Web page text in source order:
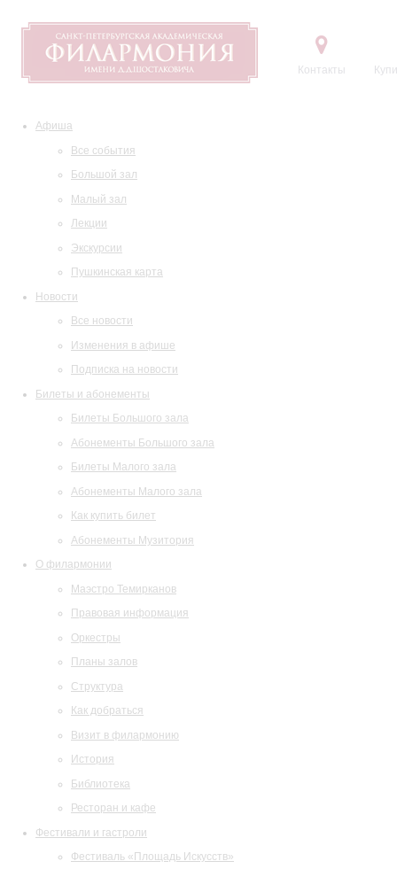
Контакты
Афиша
Все события
Большой зал
Малый зал
Лекции
Экскурсии
Пушкинская карта
Новости
Все новости
Изменения в афише
Подписка на новости
Билеты и абонементы
Билеты Большого зала
Абонементы Большого зала
Билеты Малого зала
Абонементы Малого зала
Как купить билет
Абонементы Музитория
О филармонии
Маэстро Темирканов
Правовая информация
Оркестры
Планы залов
Структура
Как добраться
Визит в филармонию
История
Библиотека
Ресторан и кафе
Фестивали и гастроли
Фестиваль «Площадь Искусств»